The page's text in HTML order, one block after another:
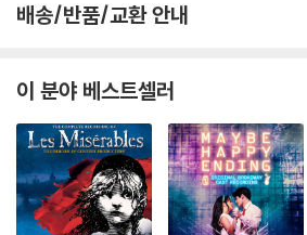
배송/반품/교환 안내
이 분야 베스트셀러